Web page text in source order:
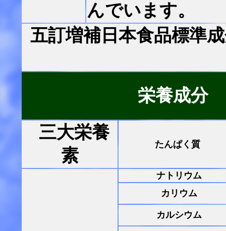
んでいます。
五訂増補日本食品標準
栄養成分
三大栄養
素
たんぱく質
ナトリウム
カリウム
カルシウム